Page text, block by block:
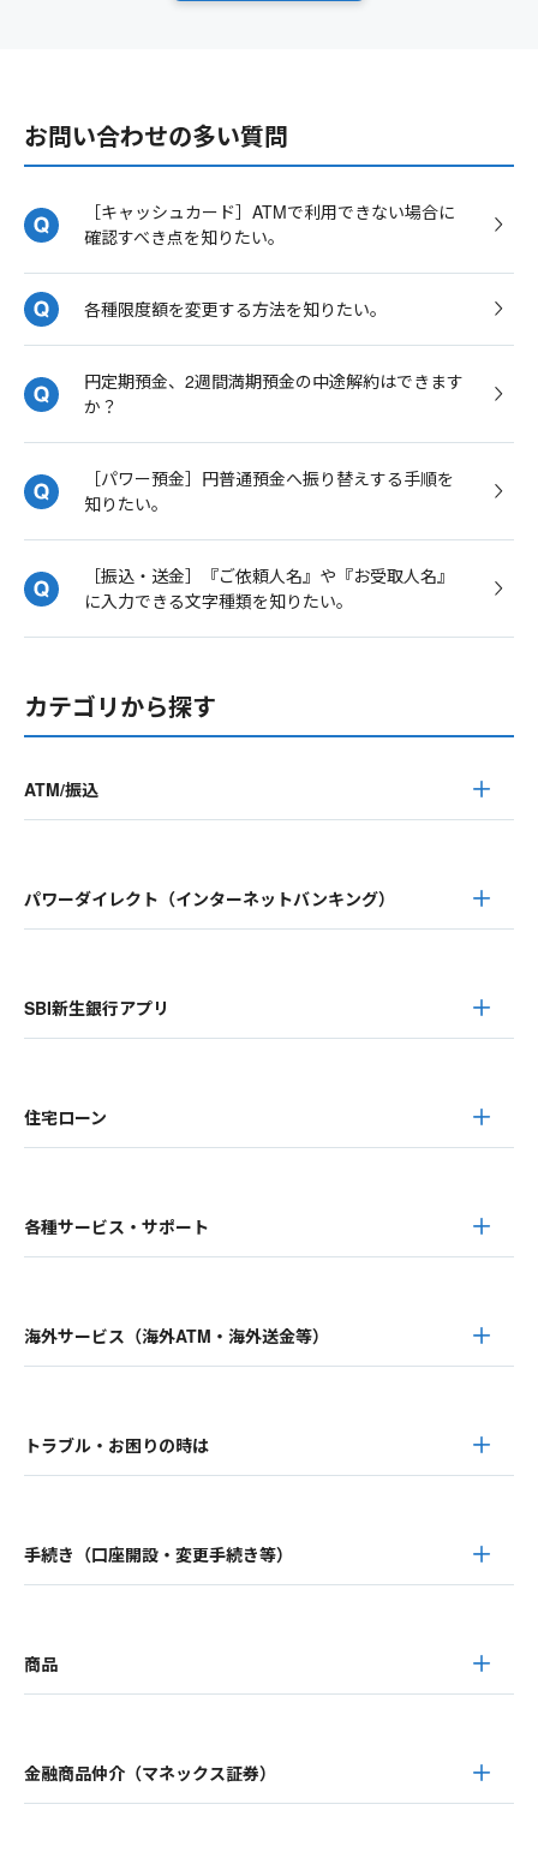
お問い合わせの多い質問
［キャッシュカード］ATMで利用できない場合に
確認すべき点を知りたい。
各種限度額を変更する方法を知りたい。
円定期預金、2週間満期預金の中途解約はできます
か？
［パワー預金］円普通預金へ振り替えする手順を
知りたい。
［振込・送金］『ご依頼人名』や『お受取人名』
に入力できる文字種類を知りたい。
カテゴリから探す
ATM/振込
パワーダイレクト（インターネットバンキング）
SBI新生銀行アプリ
住宅ローン
各種サービス・サポート
海外サービス（海外ATM・海外送金等）
トラブル・お困りの時は
手続き（口座開設・変更手続き等）
商品
金融商品仲介（マネックス証券）